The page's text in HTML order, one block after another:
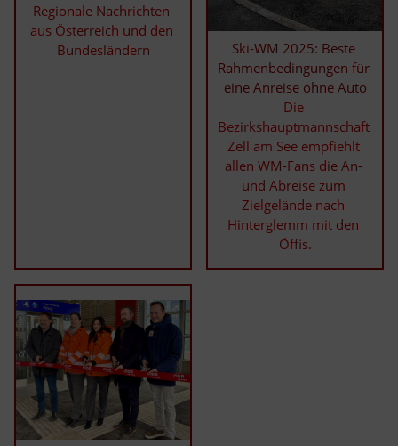
Regionale Nachrichten
aus Österreich und den
Bundesländern
Ski-WM 2025: Beste
Rahmenbedingungen für
eine Anreise ohne Auto
Die
Bezirkshauptmannschaft
Zell am See empfiehlt
allen WM-Fans die An-
und Abreise zum
Zielgelände nach
Hinterglemm mit den
Öffis.